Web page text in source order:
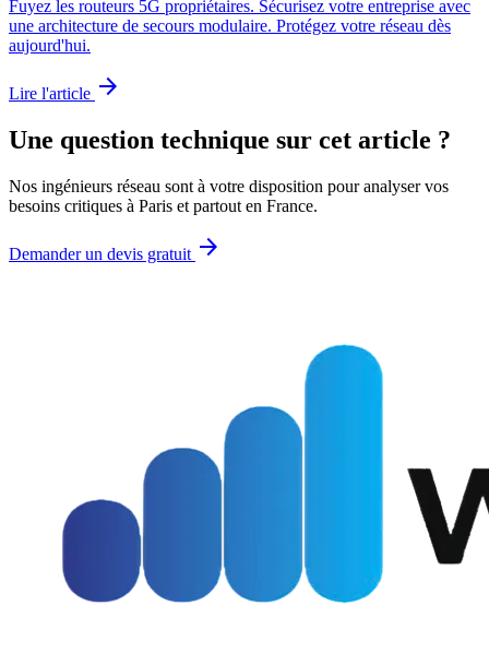
Fuyez les routeurs 5G propriétaires. Sécurisez votre entreprise avec
une architecture de secours modulaire. Protégez votre réseau dès
aujourd'hui.
Lire l'article arrow_forward
Une question technique sur cet article ?
Nos ingénieurs réseau sont à votre disposition pour analyser vos
besoins critiques à Paris et partout en France.
Demander un devis gratuit arrow_forward